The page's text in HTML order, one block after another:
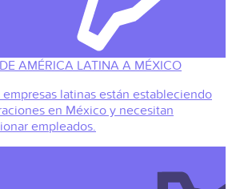
AMÉRICA LATINA A MÉXICO
empresas latinas están estableciendo
en México y necesitan
empleados.